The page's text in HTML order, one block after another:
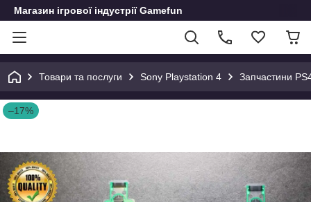
Магазин ігрової індустрії Gamefun
Товари та послуги Sony Playstation 4 Запчастини
–17%